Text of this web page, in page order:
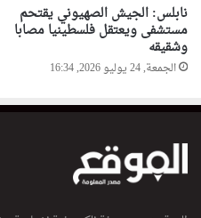
نابلس: الجيش الصهيوني يقتحم
مستشفى ويعتقل فلسطينيا مصابا
وشقيقه
الجمعة, 24 يوليو 2026, 16:34